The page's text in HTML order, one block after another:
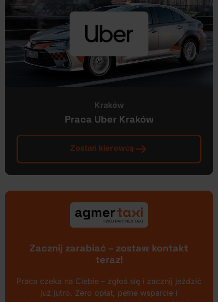
Kraków
Praca Uber Kraków
Zostań kierowcą
Zacznij zarabiać – zostaw kontakt
teraz!
Praca czeka na Ciebie – zgłoś się i zacznij jeździć
już jutro. Zero opłat, pełne wsparcie i